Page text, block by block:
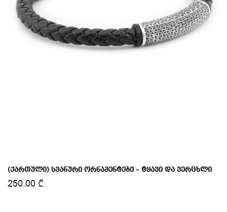
(ქართული) სვანური ორნამენტები – ტყავი და ვერცხლი
250.00 ₾